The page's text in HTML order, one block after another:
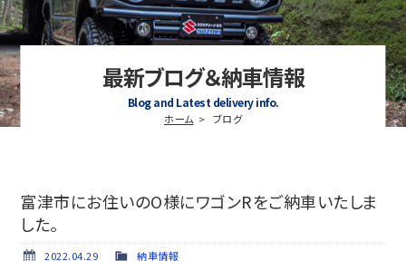
最新ブログ＆納車情報
Blog and Latest delivery info.
ホーム ブログ
富津市にお住いのO様にワゴンRをご納車いたしま
した。
2022.04.29 納車情報